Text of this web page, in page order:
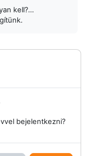
kell?...
bejelentkezni?